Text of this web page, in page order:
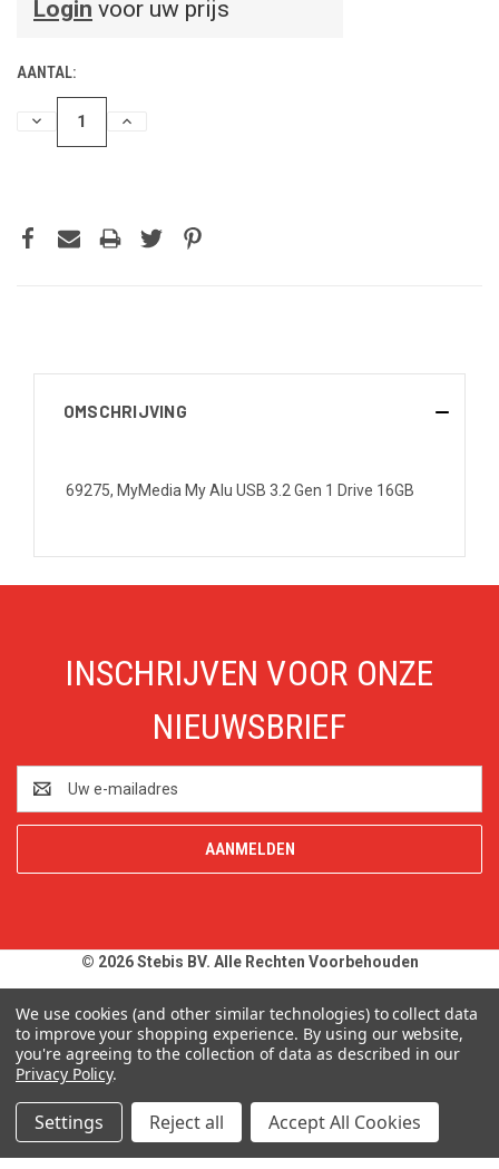
Login voor uw prijs
AANTAL:
HOEVEELHEIDHOEVEELHEID
OMSCHRIJVING
69275, MyMedia My Alu USB 3.2 Gen 1 Drive 16GB
INSCHRIJVEN VOOR ONZE
NIEUWSBRIEF
mailadres
© 2026 Stebis BV. Alle Rechten Voorbehouden
Alle prijzen en specificaties zijn onder voorbehoud, exclusief BTW,
zolang de voorraad strekt. Afbeeldingen van producten kunnen
afwijken van de werkelijkheid. Op al onze aanbiedingen en
leveringen zijn onze
toepassing. Wij wijzen u uitdrukkelijk op onzePrivacy Policy
Typefouten alsmede prijswijzigingen uitdrukkelijk voorbehouden.
We use cookies (and other similar technologies) to collect data
to improve your shopping experience. By using our website,
you're agreeing to the collection of data as described in our
Privacy Policy.
Settings Reject all Accept All Cookies